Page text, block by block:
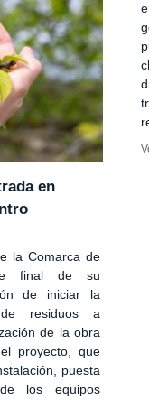
en
la Comarca de
final de su
de iniciar la
residuos a
de la obra
proyecto, que
puesta
los equipos